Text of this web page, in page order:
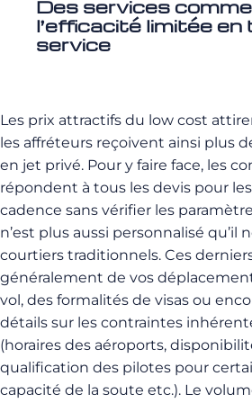
Des services
l’efficacité limitée en
service
Les prix attractifs du low cost
les affréteurs reçoivent ainsi plus
en jet privé. Pour y faire face, les
répondent à tous les devis pour
cadence sans vérifier les
n’est plus aussi personnalisé qu’il
courtiers traditionnels. Ces
généralement de vos
vol, des formalités de visas ou
détails sur les contraintes
(horaires des aéroports,
qualification des pilotes pour
capacité de la soute etc.). Le